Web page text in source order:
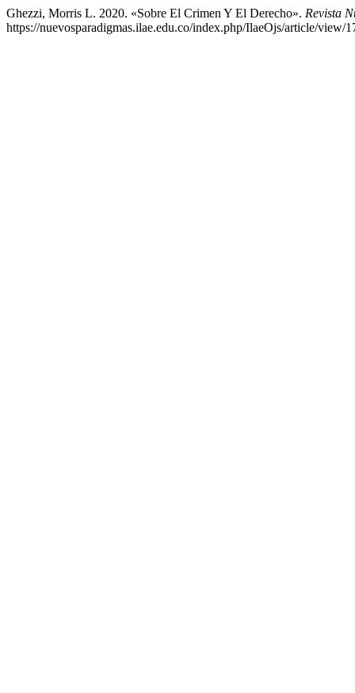
Ghezzi, Morris L. 2020. «Sobre El Crimen Y El Derecho». Revista
https://nuevosparadigmas.ilae.edu.co/index.php/IlaeOjs/article/view/